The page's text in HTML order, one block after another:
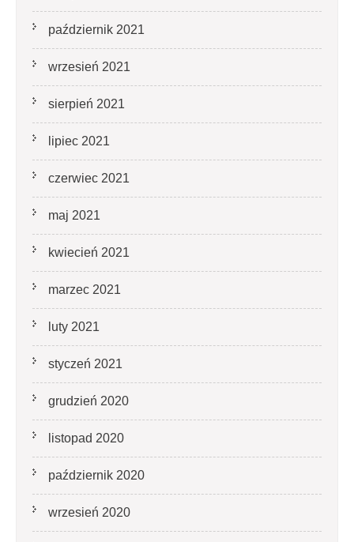
październik 2021
wrzesień 2021
sierpień 2021
lipiec 2021
czerwiec 2021
maj 2021
kwiecień 2021
marzec 2021
luty 2021
styczeń 2021
grudzień 2020
listopad 2020
październik 2020
wrzesień 2020